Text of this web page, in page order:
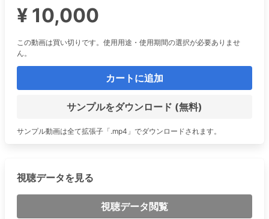
¥ 10,000
この動画は買い切りです。使用用途・使用期間の選択が必要ありませ
ん。
カートに追加
サンプルをダウンロード (無料)
サンプル動画は全て拡張子「.mp4」でダウンロードされます。
視聴データを見る
視聴データ閲覧